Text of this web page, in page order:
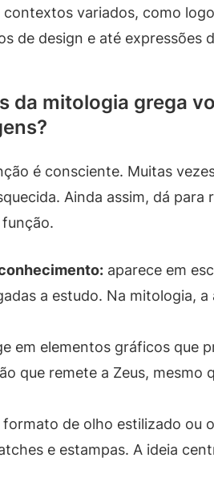
variados, como
de design e até expressões
da mitologia grega
é consciente. Muitas
Ainda assim, dá para
aparece em
a estudo. Na mitologia,
em elementos gráficos que
que remete a Zeus, mesmo
formato de olho estilizado ou
e estampas. A ideia